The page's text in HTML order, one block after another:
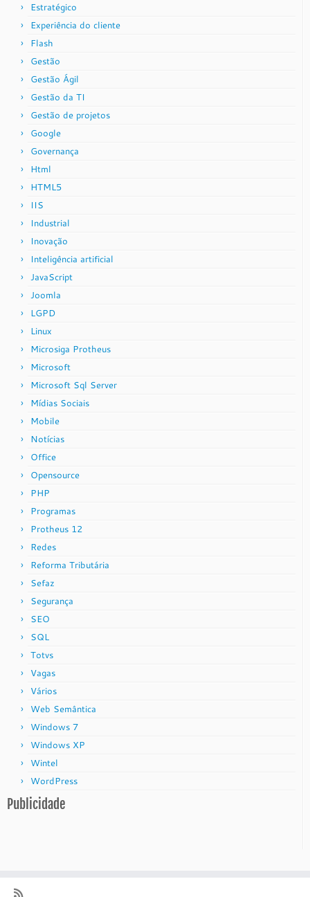
Estratégico
Experiência do cliente
Flash
Gestão
Gestão Ágil
Gestão da TI
Gestão de projetos
Google
Governança
Html
HTML5
IIS
Industrial
Inovação
Inteligência artificial
JavaScript
Joomla
LGPD
Linux
Microsiga Protheus
Microsoft
Microsoft Sql Server
Mídias Sociais
Mobile
Notícias
Office
Opensource
PHP
Programas
Protheus 12
Redes
Reforma Tributária
Sefaz
Segurança
SEO
SQL
Totvs
Vagas
Vários
Web Semântica
Windows 7
Windows XP
Wintel
WordPress
Publicidade